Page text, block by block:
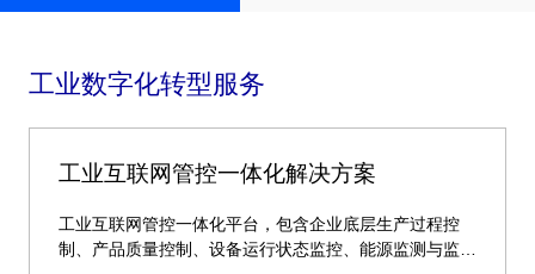
工业数字化转型服务
工业互联网管控一体化解决方案
工业互联网管控一体化平台，包含企业底层生产过程控
制、产品质量控制、设备运行状态监控、能源监测与监控